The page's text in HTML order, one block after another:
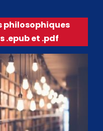
philosophiques
.epub et .pdf